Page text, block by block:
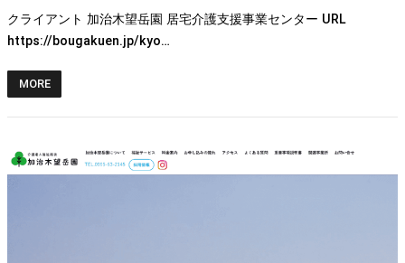
クライアント 加治木望岳園 居宅介護支援事業センター URL
https://bougakuen.jp/kyo…
MORE